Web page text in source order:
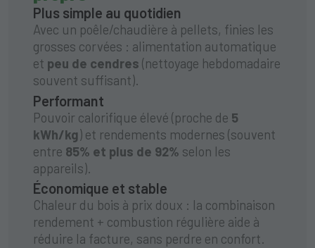
Plus simple au quotidien
Avec un poêle/chaudière à pellets, finies les
grosses corvées : alimentation automatique
et peu de cendres (nettoyage hebdomadaire
souvent suffisant).
Performant
Pouvoir calorifique élevé (proche de 5
kWh/kg) et rendements modernes (souvent
entre 85% et plus de 92% selon les
appareils).
Économique et stable
Chaleur du bois à prix doux : la combinaison
rendement + combustion régulière aide à
réduire la facture, sans perdre en confort.